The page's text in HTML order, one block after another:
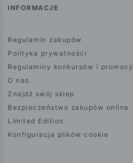
INFORMACJE
Regulamin zakupów
Polityka prywatności
Regulaminy konkursów i promocji
O nas
Znajdź swój sklep
Bezpieczeństwo zakupów online
Limited Edition
Konfiguracja plików cookie